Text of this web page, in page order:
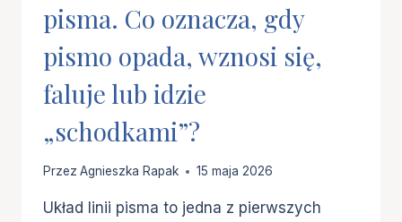
pisma. Co oznacza, gdy
pismo opada, wznosi się,
faluje lub idzie
„schodkami”?
Przez Agnieszka Rapak 15 maja 2026
Układ linii pisma to jedna z pierwszych